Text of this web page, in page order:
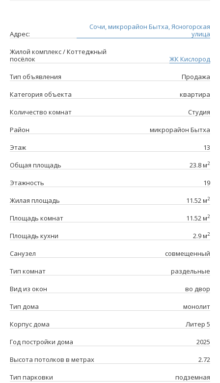
Адрес:
Сочи, микрорайон Бытха, Ясногорская
улица
Жилой комплекс / Коттеджный
посёлок
ЖК Кислород
Тип объявления
Продажа
Категория объекта
квартира
Количество комнат
Студия
Район
микрорайон Бытха
Этаж
13
Общая площадь
23.8 м2
Этажность
19
Жилая площадь
11.52 м2
Площадь комнат 11.52 м2
Площадь кухни 2.9 м2
Санузел
совмещенный
Тип комнат
раздельные
Вид из окон
во двор
Тип дома
монолит
Корпус дома
Литер 5
Год постройки дома
2025
Высота потолков в метрах
2.72
Тип парковки
подземная